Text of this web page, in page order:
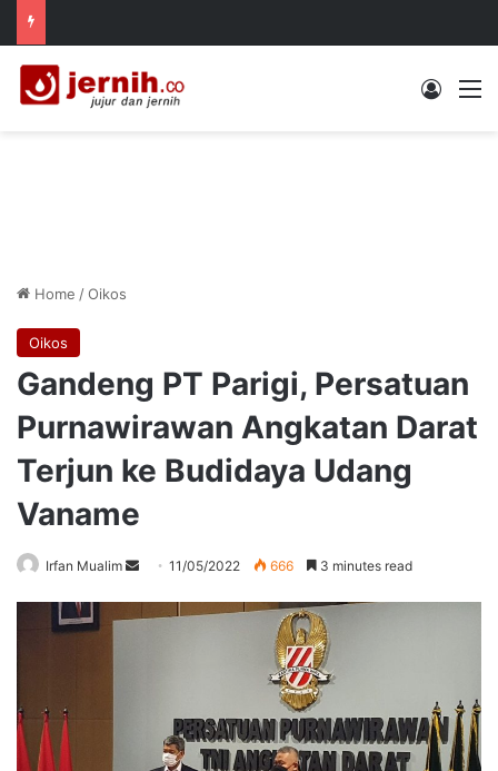
Log In
Home /Oikos
Oikos
Gandeng PT Parigi, Persatuan
Purnawirawan Angkatan Darat
Terjun ke Budidaya Udang
Vaname
Irfan Mualim
Send
email
11/05/2022 666 3 minutes read